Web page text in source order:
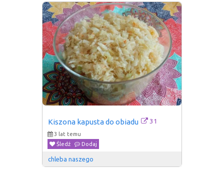
Kiszona kapusta do obiadu 31
3 lat temu
Śledź
Dodaj
chleba naszego